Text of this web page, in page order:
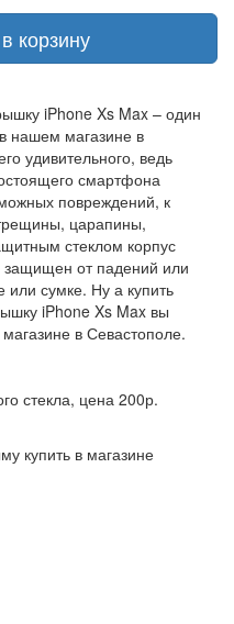
корзину
iPhone Xs Max – один
нашем магазине в
удивительного, ведь
смартфона
повреждений, к
царапины,
стеклом корпус
защищен от падений или
или сумке. Ну а купить
iPhone Xs Max вы
в Севастополе.
стекла, цена 200р.